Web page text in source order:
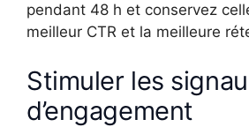
pendant 48 h et conservez
meilleur CTR et la meilleure
Stimuler les
d’engagement